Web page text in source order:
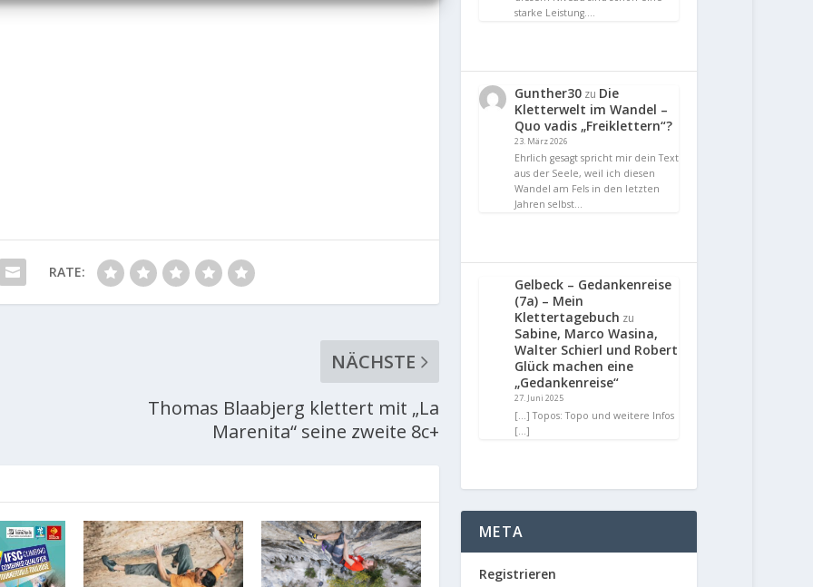
RATE:
NÄCHSTE
Thomas Blaabjerg klettert mit „La
Marenita“ seine zweite 8c+
starke Leistung.…
Gunther30 zu Die
Kletterwelt im Wandel –
Quo vadis „Freiklettern“?
23. März 2026
Ehrlich gesagt spricht mir dein Text
aus der Seele, weil ich diesen
Wandel am Fels in den letzten
Jahren selbst…
Gelbeck – Gedankenreise
(7a) – Mein
Klettertagebuch zu
Sabine, Marco Wasina,
Walter Schierl und Robert
Glück machen eine
„Gedankenreise“
27. Juni 2025
[…] Topos: Topo und weitere Infos
[…]
META
Registrieren